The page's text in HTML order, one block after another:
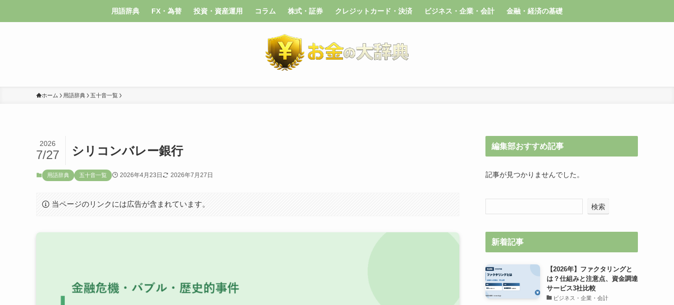
用語辞典 FX・為替 投資・資産運用 コラム 株式・証券 クレジットカード・決済 ビジネス・企業・会計 金融・経済の基礎
ホーム 用語辞典 五十音一覧
シリコンバレー銀行
2026
7/27
用語辞典 五十音一覧 2026年4月23日 2026年7月27日
当ページのリンクには広告が含まれています。
編集部おすすめ記事
記事が見つかりませんでした。
検索
新着記事
【2026年】ファクタリングと
は？仕組みと注意点、資金調達
サービス3社比較
ビジネス・企業・会計